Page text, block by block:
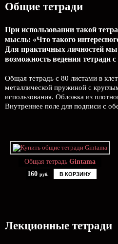
Общие тетради
При использовании такой
мысль: «Что такого
Для практичных личностей мы
возможность ведения тетради с
Общая тетрадь с 80 листами в
металлической пружиной с
использования. Обложка из
Внутреннее поле для подписи с
Общая тетрадь Gintama
160 руб. В КОРЗИНУ
Лекционные тетради